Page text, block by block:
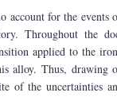
for the events
Throughout the
applied to the
alloy. Thus, drawing
of the uncertainties